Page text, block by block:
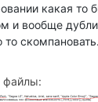
какая то
и вообще
то
файлы: